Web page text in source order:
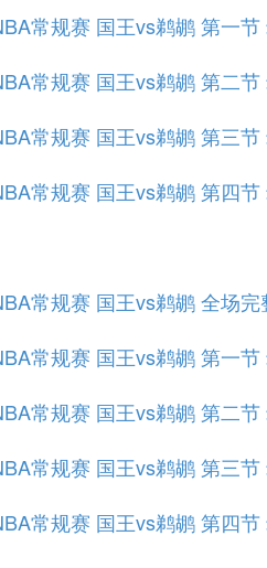
常规赛 国王vs鹈鹕 第一节
常规赛 国王vs鹈鹕 第二节
常规赛 国王vs鹈鹕 第三节
常规赛 国王vs鹈鹕 第四节
常规赛 国王vs鹈鹕 全场完
常规赛 国王vs鹈鹕 第一节
常规赛 国王vs鹈鹕 第二节
常规赛 国王vs鹈鹕 第三节
常规赛 国王vs鹈鹕 第四节